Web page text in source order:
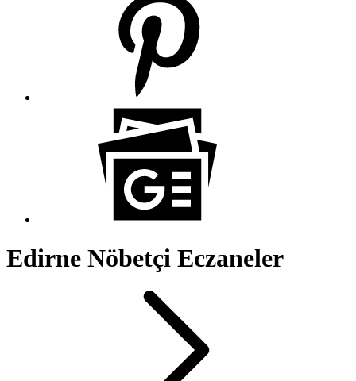
Edirne Nöbetçi Eczaneler